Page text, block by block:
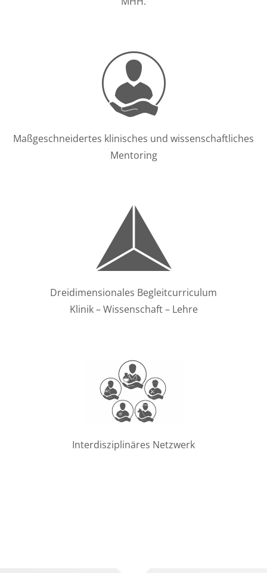
Maßgeschneidertes klinisches und wissenschaftliches
Mentoring
Dreidimensionales Begleitcurriculum
Klinik – Wissenschaft – Lehre
Interdisziplinäres Netzwerk